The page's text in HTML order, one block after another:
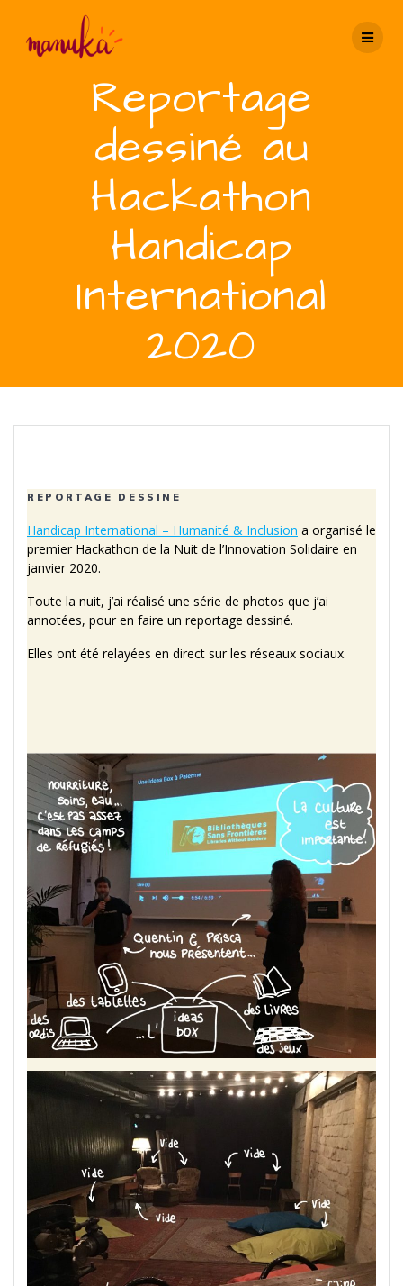
Reportage
dessiné au
Hackathon
Handicap
International
2020
REPORTAGE DESSINE
Handicap International – Humanité & Inclusion a organisé le
premier Hackathon de la Nuit de l’Innovation Solidaire en
janvier 2020.
Toute la nuit, j’ai réalisé une série de photos que j’ai
annotées, pour en faire un reportage dessiné.
Elles ont été relayées en direct sur les réseaux sociaux.